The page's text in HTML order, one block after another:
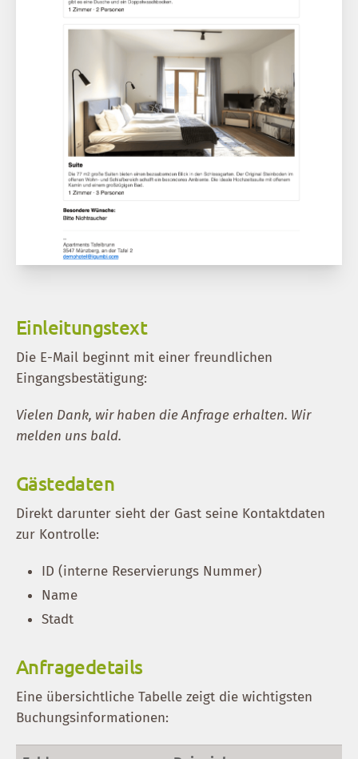
Einleitungstext
Die E-Mail beginnt mit einer freundlichen
Eingangsbestätigung:
Vielen Dank, wir haben die Anfrage erhalten. Wir
melden uns bald.
Gästedaten
Direkt darunter sieht der Gast seine Kontaktdaten
zur Kontrolle:
ID (interne Reservierungs Nummer)
Name
Stadt
Anfragedetails
Eine übersichtliche Tabelle zeigt die wichtigsten
Buchungsinformationen: